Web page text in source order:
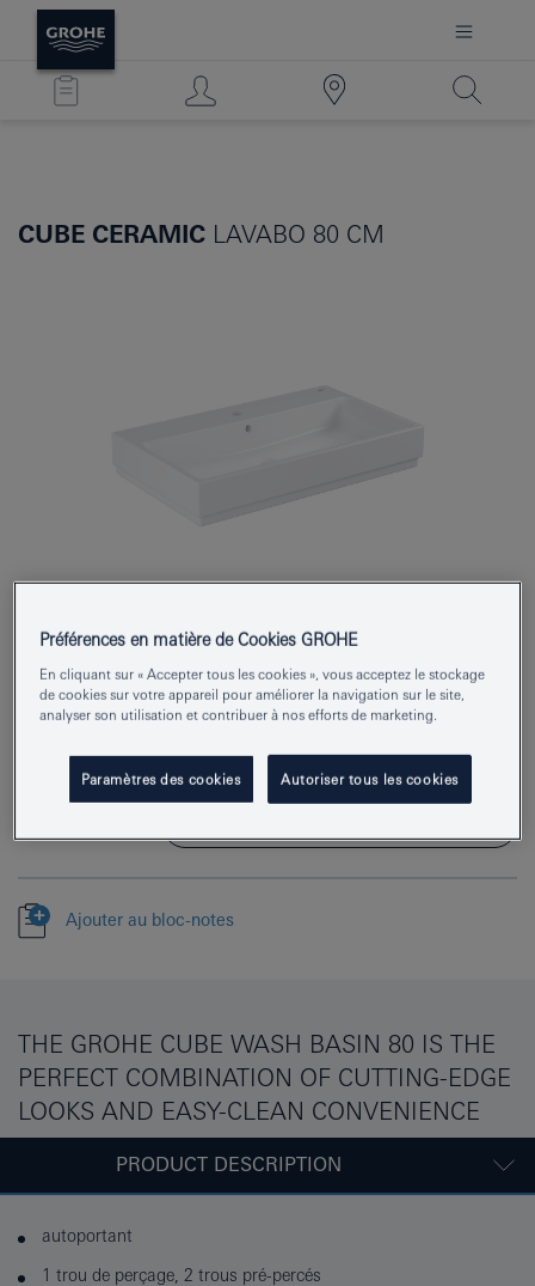
CUBE CERAMIC LAVABO 80 CM
Numéro de produit 3946900H
EAN 4005176438363
Ajouter au bloc-notes
THE GROHE CUBE WASH BASIN 80 IS THE
PERFECT COMBINATION OF CUTTING-EDGE
LOOKS AND EASY-CLEAN CONVENIENCE
PRODUCT DESCRIPTION
autoportant
1 trou de perçage, 2 trous pré-percés
Préférences en matière de Cookies GROHE
En cliquant sur « Accepter tous les cookies », vous acceptez le stockage
de cookies sur votre appareil pour améliorer la navigation sur le site,
analyser son utilisation et contribuer à nos efforts de marketing.
Paramètres des cookies Autoriser tous les cookies